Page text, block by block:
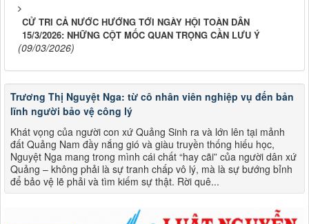
CỬ TRI CẢ NƯỚC HƯỚNG TỚI NGÀY HỘI TOÀN DÂN
15/3/2026: NHỮNG CỘT MỐC QUAN TRỌNG CẦN LƯU Ý
(09/03/2026)
Trương Thị Nguyệt Nga: từ cô nhân viên nghiệp vụ đến bản
lĩnh người bảo vệ công lý
Khát vọng của người con xứ Quảng Sinh ra và lớn lên tại mảnh
đất Quảng Nam đầy nắng gió và giàu truyền thống hiếu học,
Nguyệt Nga mang trong mình cái chất “hay cãi” của người dân xứ
Quảng – không phải là sự tranh chấp vô lý, mà là sự bướng bỉnh
để bảo vệ lẽ phải và tìm kiếm sự thật. Rời quê...